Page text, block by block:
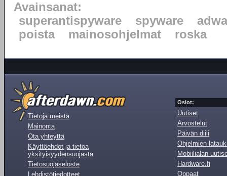
Avainsanat:
superantispyware
spyware
poista
mainosohjelmat roska
Tietoja meistä
Mainonta
Ota yhteyttä
Käyttöehdot ja tietoa
yksityisyydensuojasta
Tietosuojaseloste
Lehdistötiedotteet
Osiot:
Uutiset
Arvostelut
Päivän diili
Ohjelmien
Mobiilialan
Hardware.fi
Oppaat